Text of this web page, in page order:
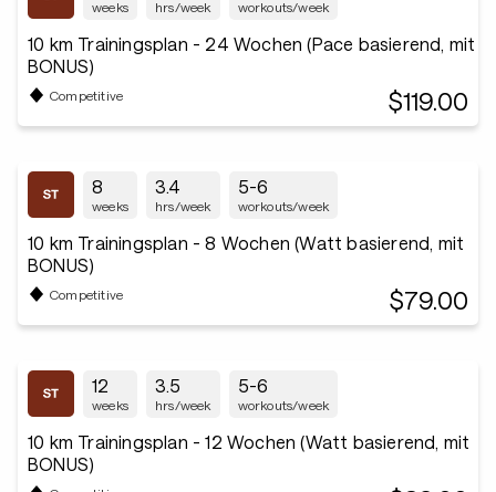
weeks hrs/week workouts/week
10 km Trainingsplan - 24 Wochen (Pace basierend, mit
BONUS)
Competitive $119.00
8
weeks
3.4
hrs/week
5-6
workouts/week
10 km Trainingsplan - 8 Wochen (Watt basierend, mit
BONUS)
Competitive $79.00
12
weeks
3.5
hrs/week
5-6
workouts/week
10 km Trainingsplan - 12 Wochen (Watt basierend, mit
BONUS)